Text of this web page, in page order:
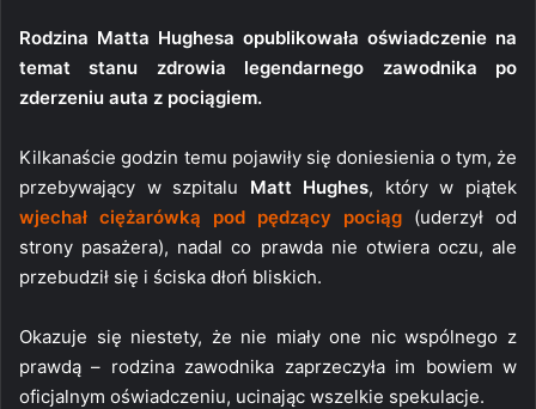
Rodzina Matta Hughesa opublikowała oświadczenie na
temat stanu zdrowia legendarnego zawodnika po
zderzeniu auta z pociągiem.
Kilkanaście godzin temu pojawiły się doniesienia o tym, że
przebywający w szpitalu Matt Hughes, który w piątek
wjechał ciężarówką pod pędzący pociąg (uderzył od
strony pasażera), nadal co prawda nie otwiera oczu, ale
przebudził się i ściska dłoń bliskich.
Okazuje się niestety, że nie miały one nic wspólnego z
prawdą – rodzina zawodnika zaprzeczyła im bowiem w
oficjalnym oświadczeniu, ucinając wszelkie spekulacje.